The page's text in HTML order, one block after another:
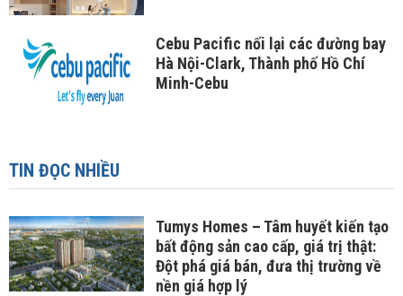
Cebu Pacific nối lại các đường bay
Hà Nội-Clark, Thành phố Hồ Chí
Minh-Cebu
TIN ĐỌC NHIỀU
Tumys Homes – Tâm huyết kiến tạo
bất động sản cao cấp, giá trị thật:
Đột phá giá bán, đưa thị trường về
nền giá hợp lý